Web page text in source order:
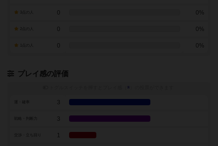
0 0%
0 0%
0 0%
プレイ感の評価
※
3
3
交渉・立ち回り 1